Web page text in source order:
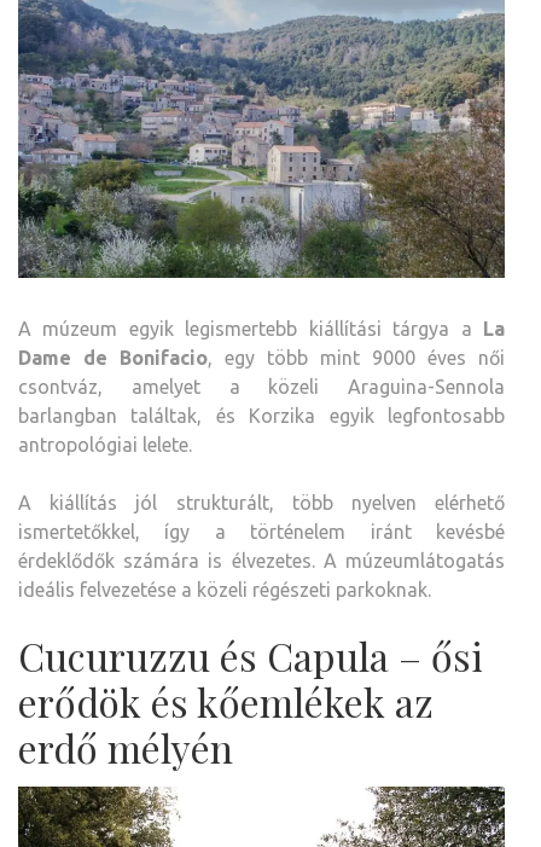
A múzeum egyik legismertebb kiállítási tárgya a La
Dame de Bonifacio, egy több mint 9000 éves női
csontváz, amelyet a közeli Araguina-Sennola
barlangban találtak, és Korzika egyik legfontosabb
antropológiai lelete.
A kiállítás jól strukturált, több nyelven elérhető
ismertetőkkel, így a történelem iránt kevésbé
érdeklődők számára is élvezetes. A múzeumlátogatás
ideális felvezetése a közeli régészeti parkoknak.
Cucuruzzu és Capula – ősi
erődök és kőemlékek az
erdő mélyén